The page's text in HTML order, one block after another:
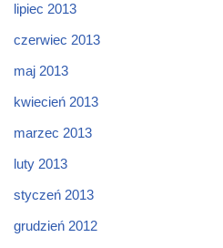
lipiec 2013
czerwiec 2013
maj 2013
kwiecień 2013
marzec 2013
luty 2013
styczeń 2013
grudzień 2012